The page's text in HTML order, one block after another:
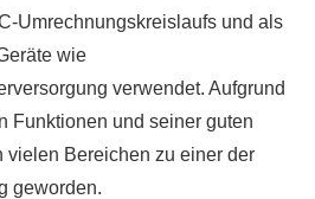
Umrechnungskreislaufs und als
wie
verwendet. Aufgrund
Funktionen und seiner guten
vielen Bereichen zu einer der
geworden.